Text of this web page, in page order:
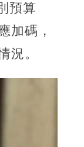
預算
加碼，
況。